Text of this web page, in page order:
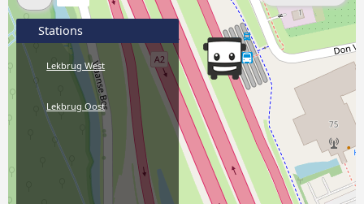
Stations
Lekbrug West
Lekbrug Oost